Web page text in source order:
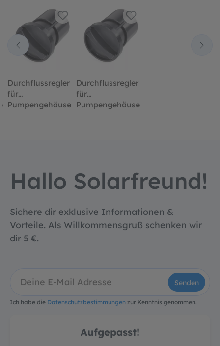
Durchflussregler
für
Pumpengehäuse
Durchflussregler
für
Pumpengehäuse
Hallo Solarfreund!
Sichere dir exklusive Informationen &
Vorteile. Als Willkommensgruß schenken wir
dir 5 €.
Senden
Ich habe die Datenschutzbestimmungen zur Kenntnis genommen.
Aufgepasst!